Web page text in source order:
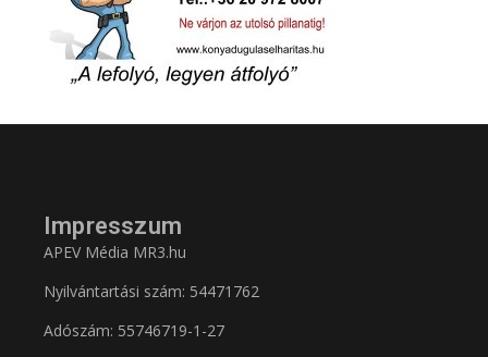
Impresszum
APEV Média MR3.hu
Nyilvántartási szám: 54471762
Adószám: 55746719-1-27